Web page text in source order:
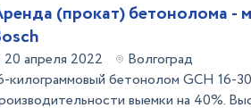
(прокат) бетонолома -
20 апреля 2022
Волгоград
килограммовый бетонолом GCH 16-
выемки на 40%.